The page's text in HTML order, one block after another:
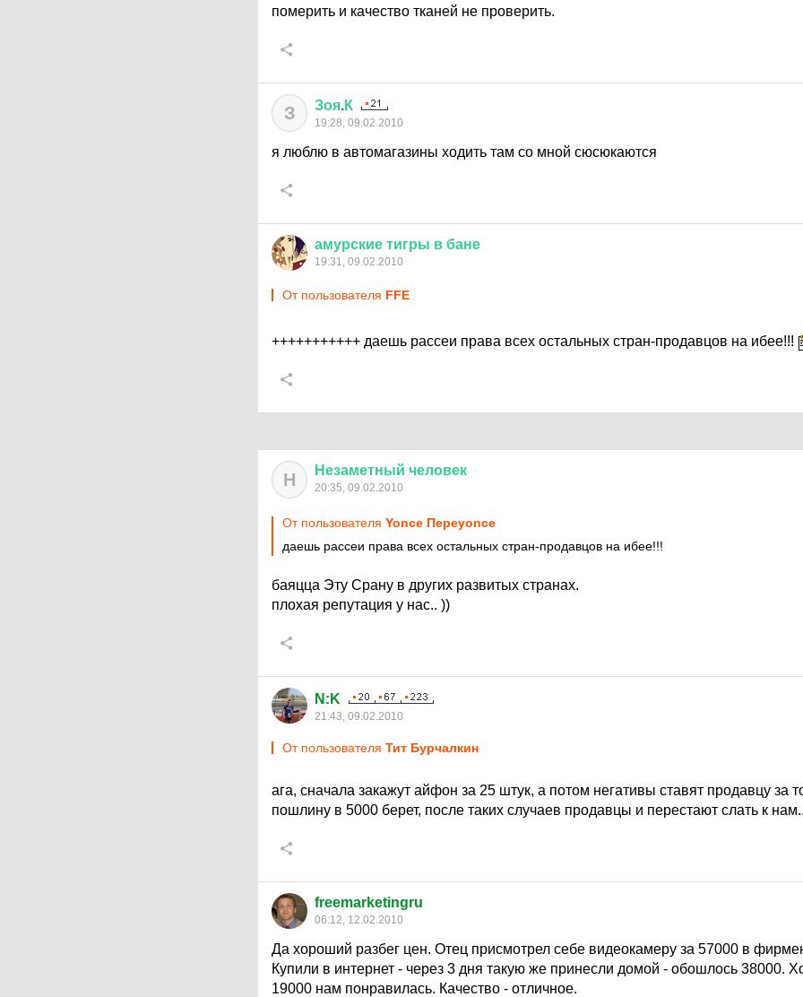
померить и качество тканей не проверить.
З Зоя.К
19:28, 09.02.2010
я люблю в автомагазины ходить там со мной сюсюкаются
амурские тигры в бане
19:31, 09.02.2010
От пользователя FFE
+++++++++++ даешь рассеи права всех остальных стран-продавцов на ибее!!!
Н Незаметный человек
20:35, 09.02.2010
От пользователя Yonce Переyonce
даешь рассеи права всех остальных стран-продавцов на ибее!!!
баяцца Эту Срану в других развитых странах.
плохая репутация у нас.. ))
N:K
21:43, 09.02.2010
От пользователя Тит Бурчалкин
ага, сначала закажут айфон за 25 штук, а потом негативы ставят продавцу за
пошлину в 5000 берет, после таких случаев продавцы и перестают слать к
freemarketingru
06:12, 12.02.2010
Да хороший разбег цен. Отец присмотрел себе видеокамеру за 57000 в
Купили в интернет - через 3 дня такую же принесли домой - обошлось 38000.
19000 нам понравилась. Качество - отличное.